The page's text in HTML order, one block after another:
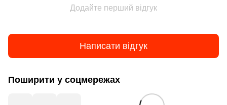
Додайте перший відгук
Написати відгук
Поширити у соцмережах